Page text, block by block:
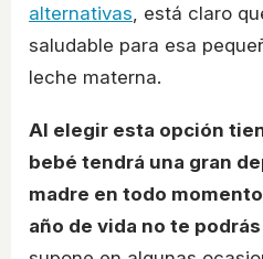
alternativas , está claro
saludable para esa
leche materna.
Al elegir esta opción
bebé tendrá una gran
madre en todo
año de vida no te